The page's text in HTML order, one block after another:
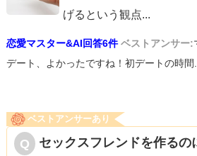
げるという観点...
恋愛マスター&AI回答6件 ベストアンサー:
デート、よかったですね！初デートの時間
ベストアンサーあり
セックスフレンドを作るの